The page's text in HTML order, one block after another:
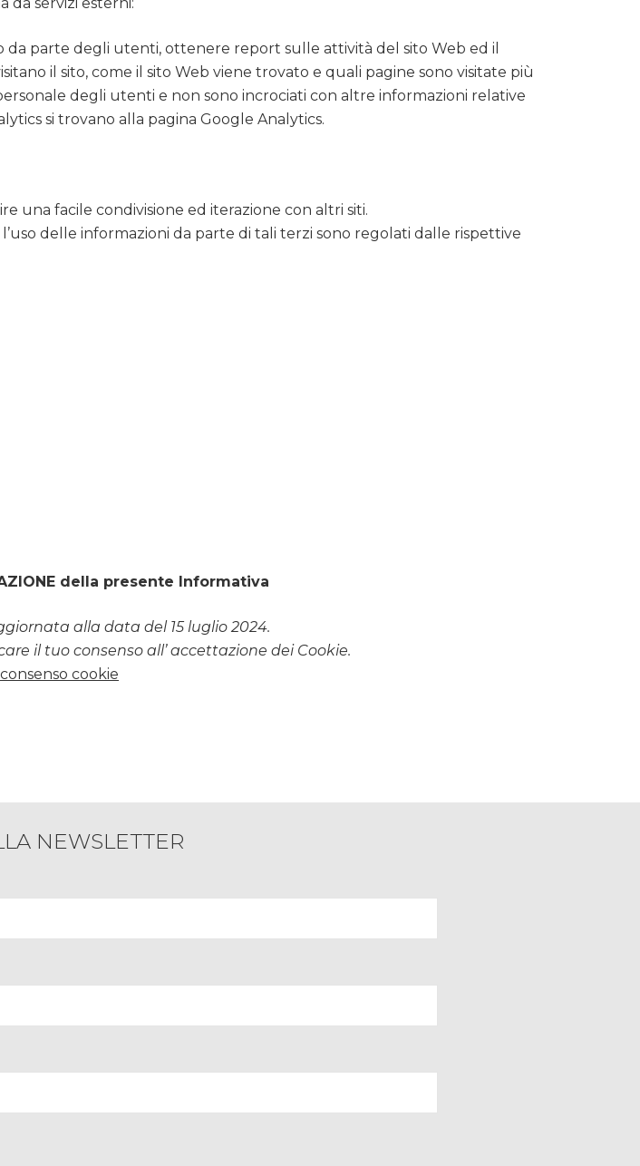
da servizi esterni:
da parte degli utenti, ottenere report sulle attività del sito Web ed il
il sito, come il sito Web viene trovato e quali pagine sono visitate più
degli utenti e non sono incrociati con altre informazioni relative
si trovano alla pagina Google Analytics.
una facile condivisione ed iterazione con altri siti.
delle informazioni da parte di tali terzi sono regolati dalle rispettive
della presente Informativa
alla data del 15 luglio 2024.
il tuo consenso all’ accettazione dei Cookie.
cookie
NEWSLETTER